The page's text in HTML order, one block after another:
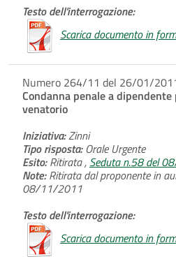
Testo dell'interrogazione:
Scarica documento in
Numero 264/11 del 26/01/
Condanna penale a
venatorio
Iniziativa:Zinni
Tipo risposta:Orale Urgente
Esito:Ritirata , Seduta n.58 del
Note:Ritirata dal proponente in
08/11/2011
Testo dell'interrogazione:
Scarica documento in